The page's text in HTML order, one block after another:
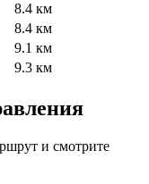
8.4 км
8.4 км
9.1 км
9.3 км
и смотрите